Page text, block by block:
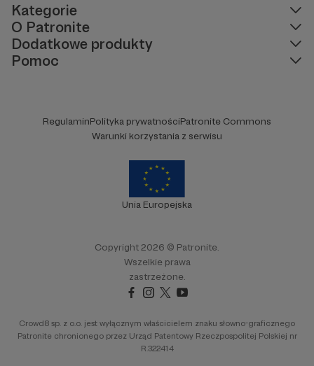
Kategorie
O Patronite
Dodatkowe produkty
Pomoc
RegulaminPolityka prywatnościPatronite Commons
Warunki korzystania z serwisu
Unia Europejska
Copyright 2026 © Patronite.
Wszelkie prawa
zastrzeżone.
Crowd8 sp. z o.o. jest wyłącznym właścicielem znaku słowno-graficznego
Patronite chronionego przez Urząd Patentowy Rzeczpospolitej Polskiej nr
R.322414